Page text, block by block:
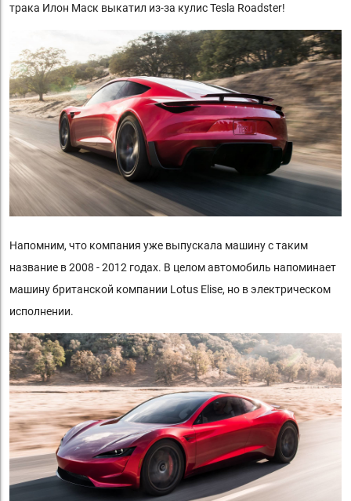
трака Илон Маск выкатил из-за кулис Tesla Roadster!
Напомним, что компания уже выпускала машину с таким
название в 2008 - 2012 годах. В целом автомобиль напоминает
машину британской компании Lotus Elise, но в электрическом
исполнении.